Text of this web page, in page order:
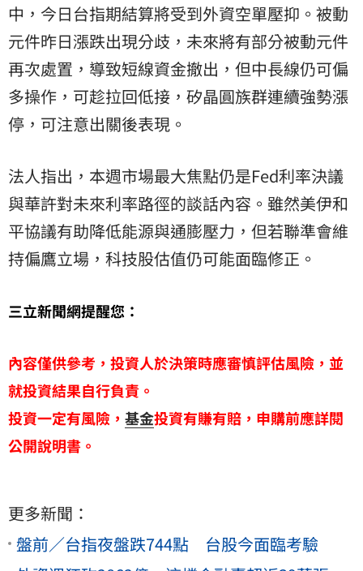
中，今日台指期結算將受到外資空單壓抑。被動
元件昨日漲跌出現分歧，未來將有部分被動元件
再次處置，導致短線資金撤出，但中長線仍可偏
多操作，可趁拉回低接，矽晶圓族群連續強勢漲
停，可注意出關後表現。
法人指出，本週市場最大焦點仍是Fed利率決議
與華許對未來利率路徑的談話內容。雖然美伊和
平協議有助降低能源與通膨壓力，但若聯準會維
持偏鷹立場，科技股估值仍可能面臨修正。
三立新聞網提醒您：
內容僅供參考，投資人於決策時應審慎評估風險，並
就投資結果自行負責。
投資一定有風險， 基金投資有賺有賠，申購前應詳閱
公開說明書。
更多新聞：
盤前／台指夜盤跌744點 台股今面臨考驗